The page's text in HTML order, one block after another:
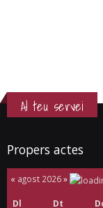
Al teu servei
Propers actes
« agost 2026»
Dl Dt